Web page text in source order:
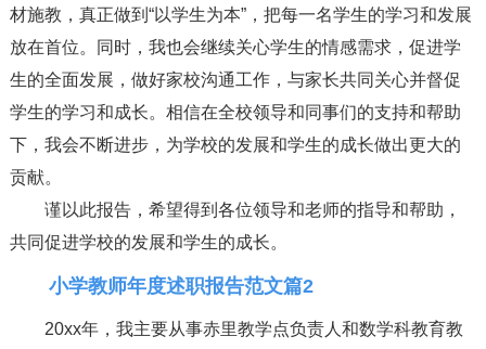
材施教，真正做到“以学生为本”，把每一名学生的学习和发展
放在首位。同时，我也会继续关心学生的情感需求，促进学
生的全面发展，做好家校沟通工作，与家长共同关心并督促
学生的学习和成长。相信在全校领导和同事们的支持和帮助
下，我会不断进步，为学校的发展和学生的成长做出更大的
贡献。
谨以此报告，希望得到各位领导和老师的指导和帮助，
共同促进学校的发展和学生的成长。
小学教师年度述职报告范文篇2
20xx年，我主要从事赤里教学点负责人和数学科教育教